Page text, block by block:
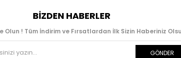
BIZDEN HABERLER
Olun ! Tüm İndirim ve Fırsatlardan İlk Sizin Haberiniz
GÖNDER